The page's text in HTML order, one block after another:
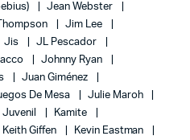
Jean Webster
Jim Lee
Jis
JL Pescador
Johnny Ryan
Juan Giménez
De Mesa
Julie Maroh
Juvenil
Kamite
Keith Giffen
Kevin Eastman